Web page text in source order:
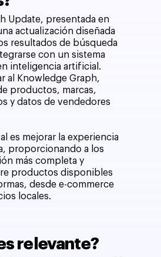
Update, presentada en
actualización diseñada
resultados de búsqueda
con un sistema
inteligencia artificial.
al Knowledge Graph,
productos, marcas,
y datos de vendedores
es mejorar la experiencia
proporcionando a los
más completa y
productos disponibles
desde e-commerce
locales.
relevante?